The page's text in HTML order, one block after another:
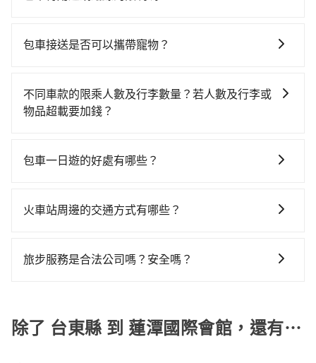
達目的地後多久原路返回），雖已將eTag和可能的每小
車型，如Toyota Yaris、Prius C、Vios這類乘坐體驗較
差的車款，如果人數超過四位，更是沒有較大的七人座
凹的車門仍未被修理，每一次租車都好像在開樂透一
車位，對於急著用車或者要載其他乘客的人來說就有不
上下車地點仍有段距離，在遇到下雨天或者載行李時，
約為3,925~5,900元間，若改選tripool的專車服務可再
北的0.2%，也就是說要臨時叫到小黃的難度是台北或新
北的400倍之多。再加上台東縣有些計程車司機不按錶計
黃可能較為便宜，但當你們人數超過四位時，叫兩輛計
方，只要是長途交通且途中遵守台灣法律，無論是清明
檢疫、預約叫車、機場接送、定期洗腎、包月上下班，
或者任何跨縣市接送的需求，tripool都能滿足你。乘車
寄出電子收據。
包車接送是否可以攜帶寵物？
預定時特別勾選，是可以讓置入提籠或提袋內的中小型
寵物同行。且為了行程安全，請勿將寵物抱出來或置於
不同車款的限乘人數及行李數量？若人數及行李或
物品超載要加錢？
的車型。 五人座驕車可乘坐三位乘客，並可攜帶三個隨
型車可乘坐八位乘客，並可攜帶八個隨身行李與六個30
據情況收取微搬家費用，費用在300至500元之間。
包車一日遊的好處有哪些？
願和需要來安排行程，其次，包車可以讓您更加深入地
環境中專心欣賞當地美景和文化，讓您的旅程更加輕鬆
火車站周邊的交通方式有哪些？
方式： 公車或客運：乘坐公車或客運到達或離開火車
開火車站，是最便利的，無需與人共乘、快速抵達。
旅步服務是合法公司嗎？安全嗎？
機服務，因為您的安全旅步比您更重視。
除了 台東縣 到 蓮潭國際會館，還有⋯